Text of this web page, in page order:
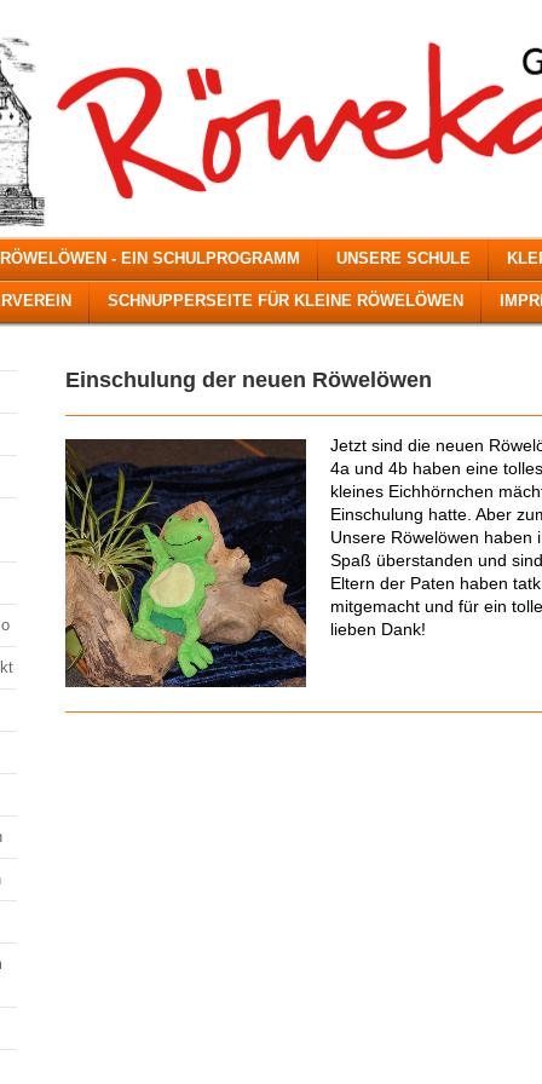
- EIN SCHULPROGRAMM UNSERE SCHULE
SCHNUPPERSEITE FÜR KLEINE RÖWELÖWEN
Einschulung der neuen Röwelöwen
Jetzt sind die neuen
4a und 4b haben eine
kleines Eichhörnchen
Einschulung hatte. Aber
Unsere Röwelöwen haben
Spaß überstanden und
Eltern der Paten haben
mitgemacht und für ein
lieben Dank!